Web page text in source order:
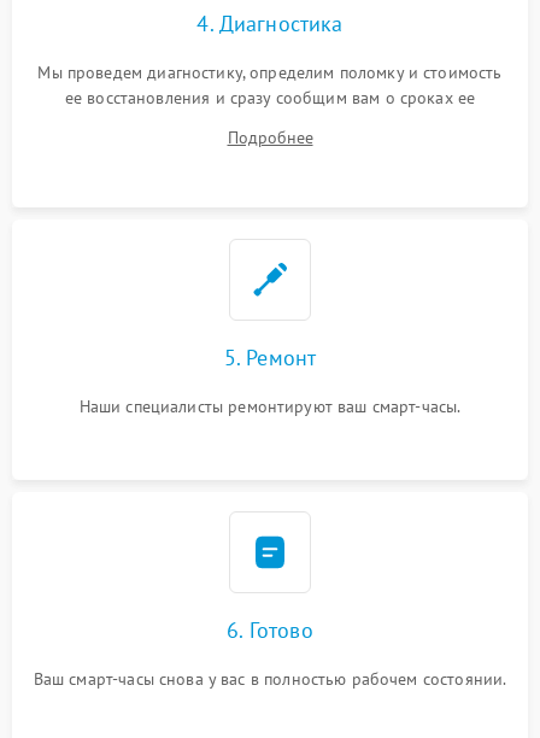
4. Диагностика
Мы проведем диагностику, определим поломку и стоимость
ее восстановления и сразу сообщим вам о сроках ее
Подробнее
5. Ремонт
Наши специалисты ремонтируют ваш смарт-часы.
6. Готово
Ваш смарт-часы снова у вас в полностью рабочем состоянии.